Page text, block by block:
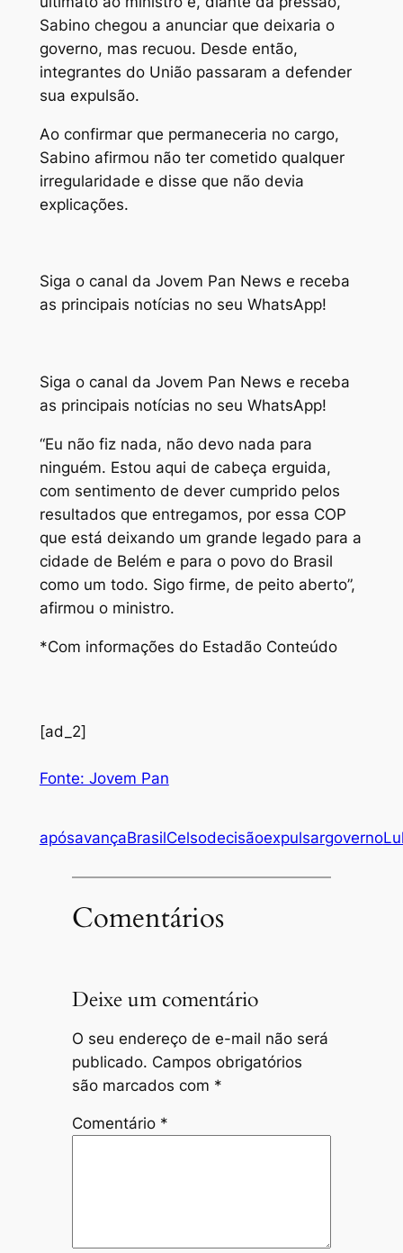
Sabino chegou a anunciar que deixaria o
governo, mas recuou. Desde então,
integrantes do União passaram a defender
sua expulsão.
Ao confirmar que permaneceria no cargo,
Sabino afirmou não ter cometido qualquer
irregularidade e disse que não devia
explicações.
Siga o canal da Jovem Pan News e receba
as principais notícias no seu WhatsApp!
Siga o canal da Jovem Pan News e receba
as principais notícias no seu WhatsApp!
“Eu não fiz nada, não devo nada para
ninguém. Estou aqui de cabeça erguida,
com sentimento de dever cumprido pelos
resultados que entregamos, por essa COP
que está deixando um grande legado para a
cidade de Belém e para o povo do Brasil
como um todo. Sigo firme, de peito aberto”,
afirmou o ministro.
*Com informações do Estadão Conteúdo
[ad_2]
Fonte: Jovem Pan
apósavançaBrasilCelsodecisãoexpulsargoverno
Comentários
Deixe um comentário
O seu endereço de e-mail não será
publicado. Campos obrigatórios
são marcados com *
Comentário *